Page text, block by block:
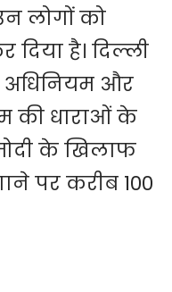
लोगों को
है। दिल्ली
अधिनियम और
की धाराओं के
के खिलाफ
पर करीब 100